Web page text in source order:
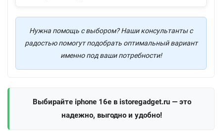
Нужна помощь с выбором? Наши консультанты с
радостью помогут подобрать оптимальный вариант
именно под ваши потребности!
Выбирайте iphone 16e в istoregadget.ru — это
надежно, выгодно и удобно!